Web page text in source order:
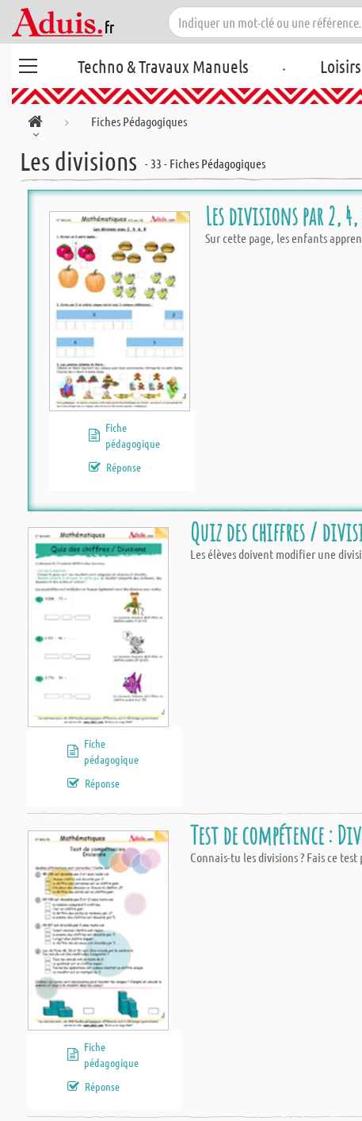
Techno & Travaux Manuels .
Fiches Pédagogiques
Les divisions - 33 - Fiches Pédagogiques
Fiche
pédagogique
Réponse
Les divisions par 2,
Sur cette page, les enfants
Fiche
pédagogique
Réponse
Quiz des chiffres /
Les élèves doivent modifier une
Fiche
pédagogique
Réponse
Test de compétence :
Connais-tu les divisions ? Fais ce